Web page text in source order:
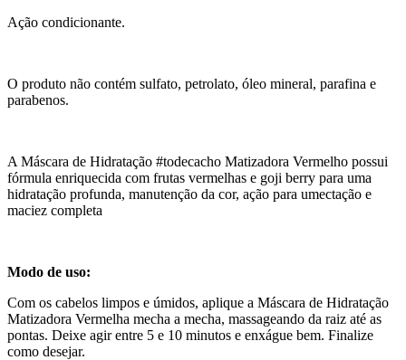
Ação condicionante.
O produto não contém sulfato, petrolato, óleo mineral, parafina e
parabenos.
A Máscara de Hidratação #todecacho Matizadora Vermelho possui
fórmula enriquecida com frutas vermelhas e goji berry para uma
hidratação profunda, manutenção da cor, ação para umectação e
maciez completa
Modo de uso:
Com os cabelos limpos e úmidos, aplique a Máscara de Hidratação
Matizadora Vermelha mecha a mecha, massageando da raiz até as
pontas. Deixe agir entre 5 e 10 minutos e enxágue bem. Finalize
como desejar.